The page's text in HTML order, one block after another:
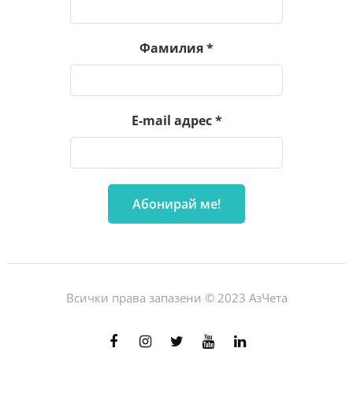
Фамилия*
E-mail адрес*
Всички права запазени © 2023 АзЧета